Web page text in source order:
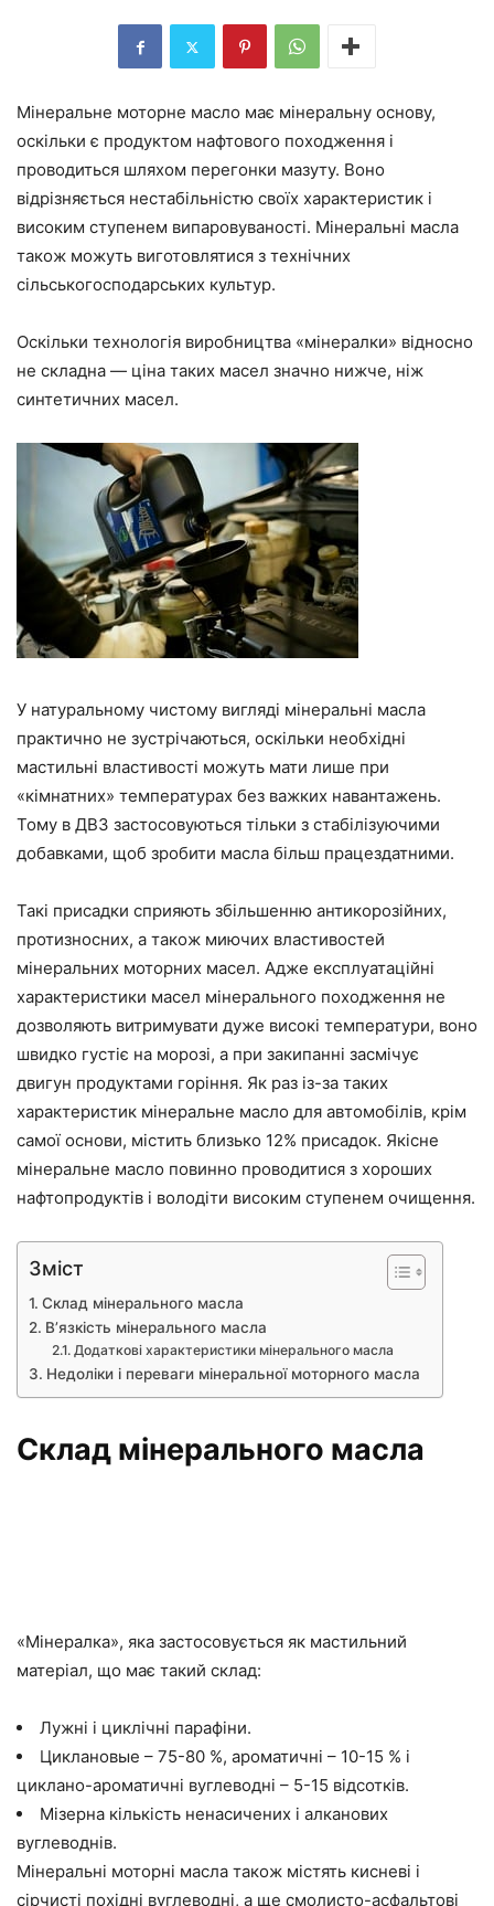
Мінеральне моторне масло має мінеральну основу,
оскільки є продуктом нафтового походження і
проводиться шляхом перегонки мазуту. Воно
відрізняється нестабільністю своїх характеристик і
високим ступенем випаровуваності. Мінеральні масла
також можуть виготовлятися з технічних
сільськогосподарських культур.
Оскільки технологія виробництва «мінералки» відносно
не складна — ціна таких масел значно нижче, ніж
синтетичних масел.
У натуральному чистому вигляді мінеральні масла
практично не зустрічаються, оскільки необхідні
мастильні властивості можуть мати лише при
«кімнатних» температурах без важких навантажень.
Тому в ДВЗ застосовуються тільки з стабілізуючими
добавками, щоб зробити масла більш працездатними.
Такі присадки сприяють збільшенню антикорозійних,
протизносних, а також миючих властивостей
мінеральних моторних масел. Адже експлуатаційні
характеристики масел мінерального походження не
дозволяють витримувати дуже високі температури, воно
швидко густіє на морозі, а при закипанні засмічує
двигун продуктами горіння. Як раз із-за таких
характеристик мінеральне масло для автомобілів, крім
самої основи, містить близько 12% присадок. Якісне
мінеральне масло повинно проводитися з хороших
нафтопродуктів і володіти високим ступенем очищення.
Зміст
Склад мінерального масла
В’язкість мінерального масла
Додаткові характеристики мінерального масла
Недоліки і переваги мінеральної моторного масла
Склад мінерального масла
«Мінералка», яка застосовується як мастильний
матеріал, що має такий склад:
Лужні і циклічні парафіни.
Циклановые – 75-80 %, ароматичні – 10-15 % і
циклано-ароматичні вуглеводні – 5-15 відсотків.
Мізерна кількість ненасичених і алканових
вуглеводнів.
Мінеральні моторні масла також містять кисневі і
сірчисті похідні вуглеводні, а ще смолисто-асфальтові